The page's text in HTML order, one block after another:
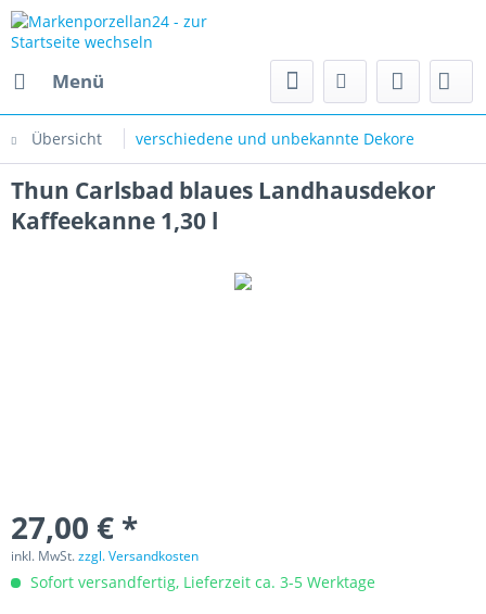
Menü
Übersicht verschiedene und unbekannte Dekore
Thun Carlsbad blaues Landhausdekor
Kaffeekanne 1,30 l
27,00 € *
inkl. MwSt.zzgl. Versandkosten
Sofort versandfertig, Lieferzeit ca. 3-5 Werktage